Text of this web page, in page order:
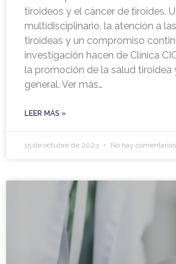
tiroideos y el cáncer de tiroides.
multidisciplinario, la atención a
tiroideas y un compromiso
investigación hacen de Clínica
la promoción de la salud tiroidea
general. Ver más…
LEER MÁS »
15 de octubre de 2023 No hay comentarios